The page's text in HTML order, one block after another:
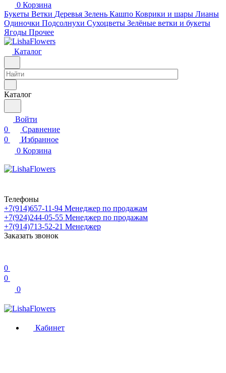
0 Корзина
Букеты Ветки Деревья Зелень Кашпо Коврики и шары Лианы
Одиночки Подсолнухи Сухоцветы Зелёные ветки и букеты
Ягоды Прочее
Каталог
Каталог
Войти
0
Сравнение
0
Избранное
0 Корзина
Телефоны
+7(914)657-11-94 Менеджер по продажам
+7(924)244-05-55 Менеджер по продажам
+7(914)713-52-21 Менеджер
Заказать звонок
0
0
0
Кабинет